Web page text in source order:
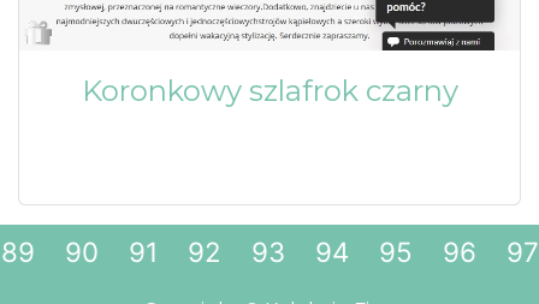
Koronkowy szlafrok czarny
89 90 91 92 93 94 95 96 97